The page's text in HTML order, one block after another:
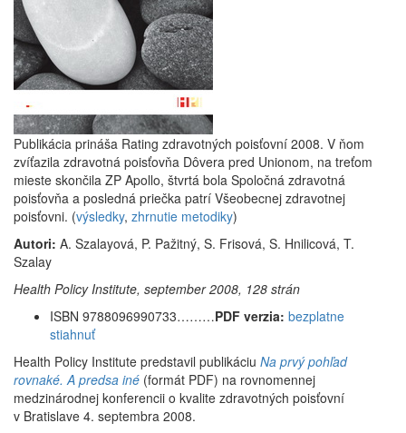
Publikácia prináša Rating zdravotných poisťovní 2008. V ňom
zvíťazila zdravotná poisťovňa Dôvera pred Unionom, na treťom
mieste skončila ZP Apollo, štvrtá bola Spoločná zdravotná
poisťovňa a posledná priečka patrí Všeobecnej zdravotnej
poisťovni. (výsledky, zhrnutie metodiky)
Autori: A. Szalayová, P. Pažitný, S. Frisová, S. Hnilicová, T.
Szalay
Health Policy Institute, september 2008, 128 strán
ISBN 9788096990733………PDF verzia: bezplatne
stiahnuť
Health Policy Institute predstavil publikáciu Na prvý pohľad
rovnaké. A predsa iné (formát PDF) na rovnomennej
medzinárodnej konferencii o kvalite zdravotných poisťovní
v Bratislave 4. septembra 2008.